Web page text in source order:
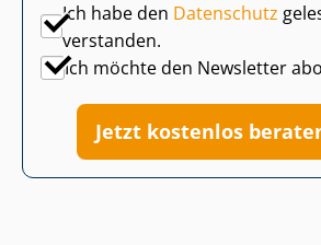
Ich habe den Datenschutz
verstanden.
Ich möchte den Newsletter
Jetzt kostenlos